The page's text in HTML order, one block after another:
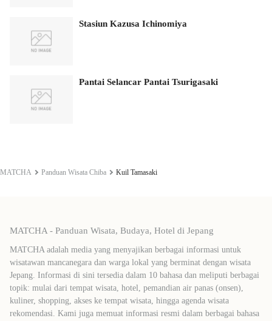
Stasiun Kazusa Ichinomiya
Pantai Selancar Pantai Tsurigasaki
MATCHA Panduan Wisata Chiba Kuil Tamasaki
MATCHA - Panduan Wisata, Budaya, Hotel di Jepang
MATCHA adalah media yang menyajikan berbagai informasi untuk
wisatawan mancanegara dan warga lokal yang berminat dengan wisata
Jepang. Informasi di sini tersedia dalam 10 bahasa dan meliputi berbagai
topik: mulai dari tempat wisata, hotel, pemandian air panas (onsen),
kuliner, shopping, akses ke tempat wisata, hingga agenda wisata
rekomendasi. Kami juga memuat informasi resmi dalam berbagai bahasa